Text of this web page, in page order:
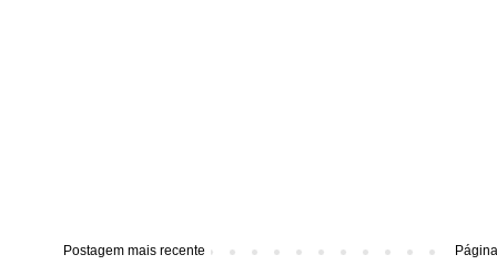
Postagem mais recente